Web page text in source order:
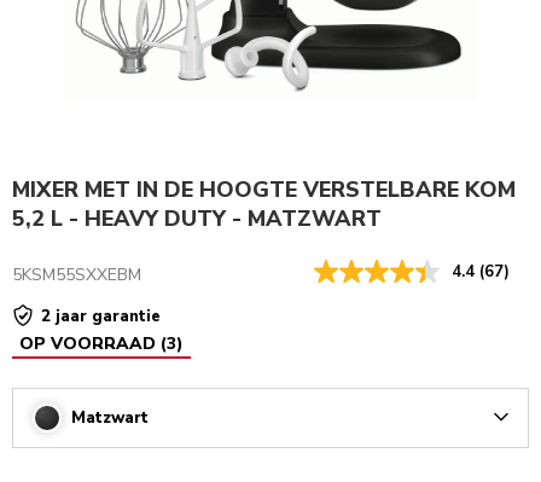
MIXER MET IN DE HOOGTE VERSTELBARE KOM
5,2 L - HEAVY DUTY - MATZWART
5KSM55SXXEBM 4.4 (67)
2 jaar garantie
OP VOORRAAD (3)
Matzwart